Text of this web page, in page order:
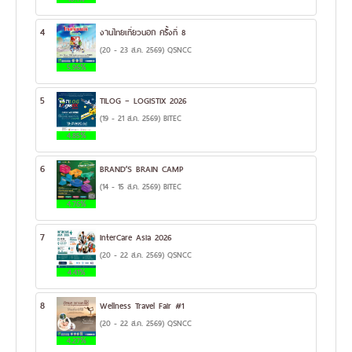
4
5.96%
งานไทยเที่ยวนอก ครั้งที่ 8
(20 - 23 ส.ค. 2569) QSNCC
5
4.85%
TILOG – LOGISTIX 2026
(19 - 21 ส.ค. 2569) BITEC
6
4.76%
BRAND’S BRAIN CAMP
(14 - 15 ส.ค. 2569) BITEC
7
4.41%
InterCare Asia 2026
(20 - 22 ส.ค. 2569) QSNCC
8
4.27%
Wellness Travel Fair #1
(20 - 22 ส.ค. 2569) QSNCC